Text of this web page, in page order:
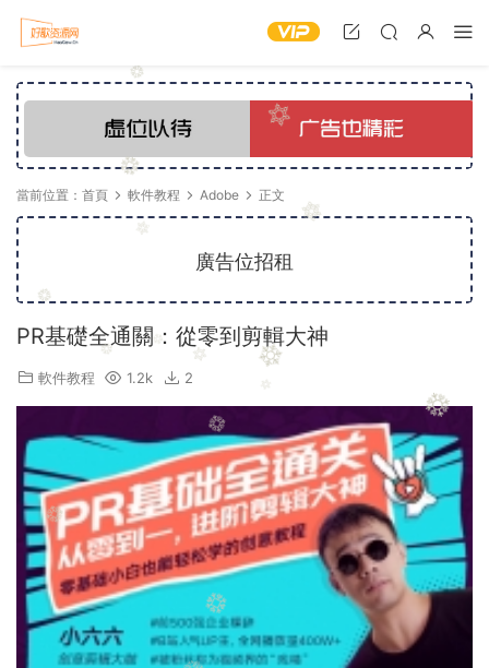
當前位置： 首頁 軟件教程 Adobe 正文
廣告位招租
PR基礎全通關：從零到剪輯大神
軟件教程 1.2k 2